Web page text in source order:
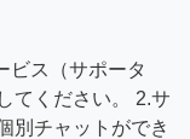
ビス（サポータ
てください。 2.サ
別チャットができ